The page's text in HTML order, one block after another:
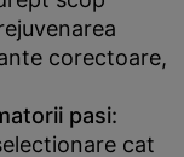
corectoare,
pasi:
cat